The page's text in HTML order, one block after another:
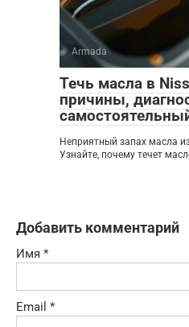
Armada
Течь масла в
причины,
Неприятный запах масла
Узнайте, почему течет
Добавить комментарий
Имя *
Email *